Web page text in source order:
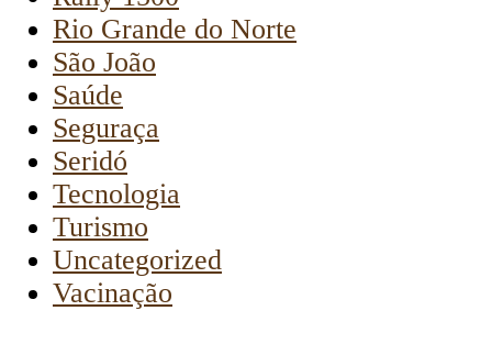
Rio Grande do Norte
São João
Saúde
Seguraça
Seridó
Tecnologia
Turismo
Uncategorized
Vacinação